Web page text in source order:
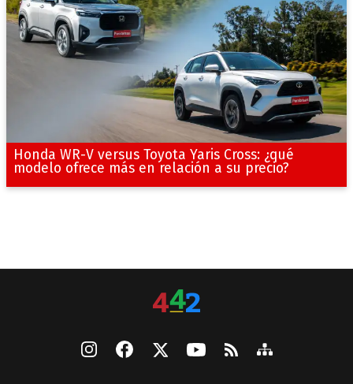
Honda WR-V versus Toyota Yaris Cross: ¿qué
modelo ofrece más en relación a su precio?